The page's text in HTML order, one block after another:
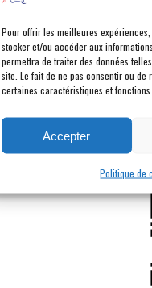
Pour offrir les meilleures
stocker et/ou accéder aux
permettra de traiter des données
site. Le fait de ne pas consentir ou
certaines caractéristiques et fonctions.
Accepter
Politique de
https://